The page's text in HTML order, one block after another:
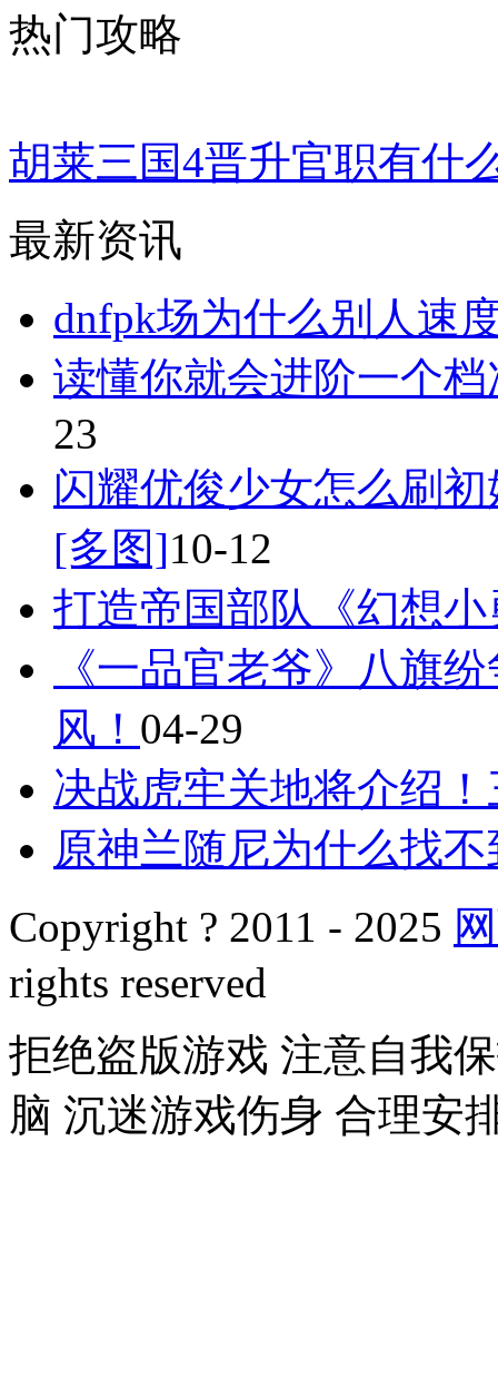
热门攻略
胡莱三国4晋升官职有什
最新资讯
dnfpk场为什么别人速
读懂你就会进阶一个
23
闪耀优俊少女怎么刷
[多图]10-12
打造帝国部队《幻想
《一品官老爷》八旗
风！ 04-29
决战虎牢关地将介绍
原神兰随尼为什么找不
Copyright ? 2011 - 2025
rights reserved
拒绝盗版游戏 注意自我
脑 沉迷游戏伤身 合理安